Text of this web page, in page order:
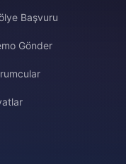
Başvuru
Gönder